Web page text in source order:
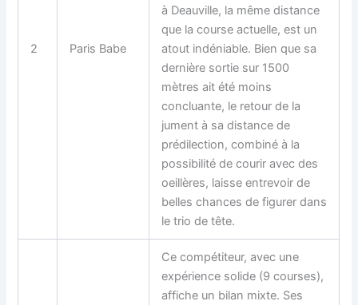
2 Paris Babe
à Deauville, la même distance
que la course actuelle, est un
atout indéniable. Bien que sa
dernière sortie sur 1500
mètres ait été moins
concluante, le retour de la
jument à sa distance de
prédilection, combiné à la
possibilité de courir avec des
oeillères, laisse entrevoir de
belles chances de figurer dans
le trio de tête.
Ce compétiteur, avec une
expérience solide (9 courses),
affiche un bilan mixte. Ses